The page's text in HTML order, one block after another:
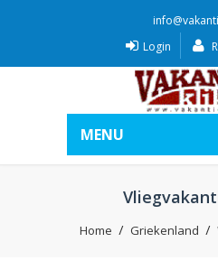
Login
MENU
Home Griekenland